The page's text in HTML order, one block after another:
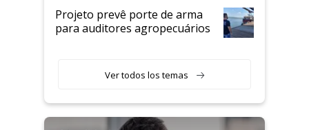
Projeto prevê porte de arma
para auditores agropecuários
Ver todos los temas